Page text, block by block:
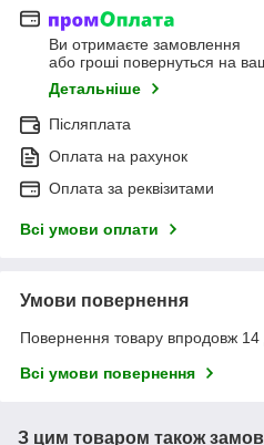
Ви отримаєте замовлення
або гроші повернуться на
Детальніше
Післяплата
Оплата на рахунок
Оплата за реквізитами
Всі умови оплати
Умови повернення
Повернення товару впродовж 14
Всі умови повернення
З цим товаром також